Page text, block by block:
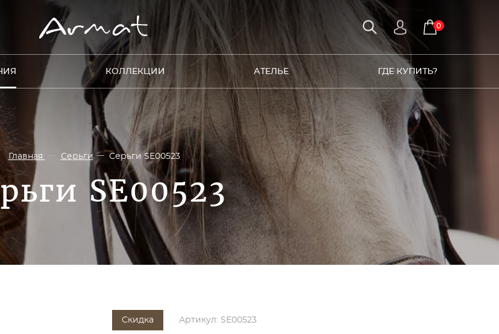
0
КОЛЛЕКЦИИ АТЕЛЬЕ ГДЕ КУПИТЬ?
Главная Серьги Серьги SE00523
SE00523
Скидка Артикул: SE00523